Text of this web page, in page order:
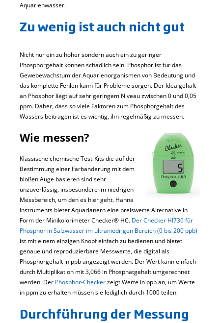
Aquarienwasser.
Zu wenig ist auch nicht gut
Nicht nur ein zu hoher sondern auch ein zu geringer
Phosphorgehalt können schädlich sein. Phosphor ist für das
Gewebewachstum der Aquarienorganismen von Bedeutung und
das komplette Fehlen kann für Probleme sorgen. Der Idealgehalt
an Phosphor liegt auf sehr geringem Niveau zwischen 0 und 0,05
ppm. Daher, dass so viele Faktoren zum Phosphorgehalt des
Wassers beitragen ist es wichtig, ihn regelmäßig zu messen.
Wie messen?
Klassische chemische Test-Kits die auf der
Bestimmung einer Farbänderung mit dem
bloßen Auge basieren sind sehr
unzuverlässig, insbesondere im niedrigen
Messbereich, um den es hier geht. Hanna
Instruments bietet Aquarianern eine preiswerte Alternative in
Form der Minikolorimeter Checker® HC. Der Checker HI736 für
Phosphor in Salzwasser im ultraniedrigen Bereich (0 bis 200 ppb)
ist mit einem einzigen Knopf einfach zu bedienen und bietet
genaue und reproduzierbare Messwerte, die digital als
Phosphorgehalt in ppb angezeigt werden. Der Wert kann einfach
durch Multiplikation mit 3,066 in Phosphatgehalt umgerechnet
werden. Der Phosphor-Checkerzeigt Werte in ppb an, um Werte
in ppm zu erhalten müssen sie lediglich durch 1000 teilen.
Durchführung der Messung